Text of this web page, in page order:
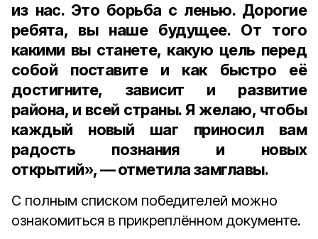
из нас. Это борьба с ленью. Дорогие
ребята, вы наше будущее. От того
какими вы станете, какую цель перед
собой поставите и как быстро её
достигните, зависит и развитие
района, и всей страны. Я желаю, чтобы
каждый новый шаг приносил вам
радость познания и новых
открытий», — отметила замглавы.
С полным списком победителей можно
ознакомиться в прикреплённом документе.